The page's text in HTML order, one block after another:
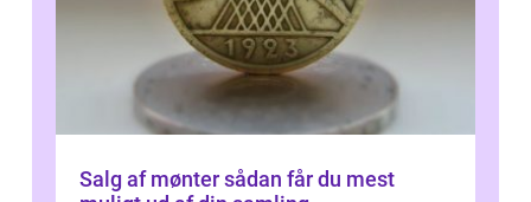
Salg af mønter sådan får du mest